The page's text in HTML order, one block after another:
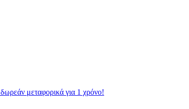
μεταφορικά για 1 χρόνο!